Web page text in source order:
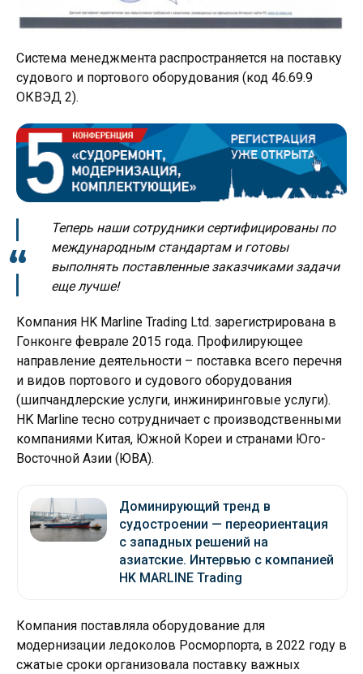
Система менеджмента распространяется на поставку
судового и портового оборудования (код 46.69.9
ОКВЭД 2).
Теперь наши сотрудники сертифицированы по
международным стандартам и готовы
выполнять поставленные заказчиками задачи
еще лучше!
Компания HK Marline Trading Ltd. зарегистрирована в
Гонконге феврале 2015 года. Профилирующее
направление деятельности – поставка всего перечня
и видов портового и судового оборудования
(шипчандлерские услуги, инжиниринговые услуги).
HK Marline тесно сотрудничает с производственными
компаниями Китая, Южной Кореи и странами Юго-
Восточной Азии (ЮВА).
Доминирующий тренд в
судостроении — переориентация
с западных решений на
азиатские. Интервью с компанией
HK MARLINE Trading
Компания поставляла оборудование для
модернизации ледоколов Росморпорта, в 2022 году в
сжатые сроки организовала поставку важных